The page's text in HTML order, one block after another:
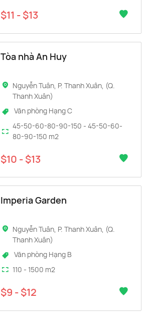
$11 - $13
Tòa nhà An Huy
Nguyễn Tuân, P. Thanh Xuân, (Q.
Thanh Xuân)
Văn phòng Hạng C
45-50-60-80-90-150 - 45-50-60-
80-90-150 m2
$10 - $13
Imperia Garden
Nguyễn Tuân, P. Thanh Xuân, (Q.
Thanh Xuân)
Văn phòng Hạng B
110 - 1500 m2
$9 - $12